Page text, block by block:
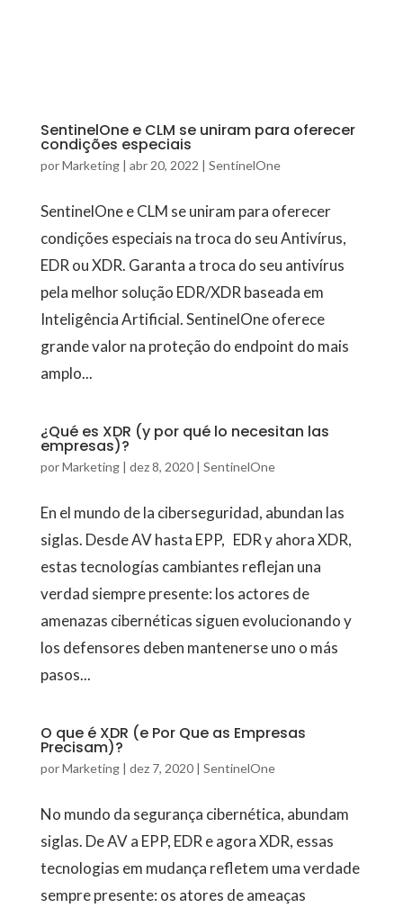
SentinelOne e CLM se uniram para oferecer
condições especiais
porMarketing| abr 20, 2022 | SentinelOne
SentinelOne e CLM se uniram para oferecer
condições especiais na troca do seu Antivírus,
EDR ou XDR. Garanta a troca do seu antivírus
pela melhor solução EDR/XDR baseada em
Inteligência Artificial. SentinelOne oferece
grande valor na proteção do endpoint do mais
amplo...
¿Qué es XDR (y por qué lo necesitan las
empresas)?
porMarketing| dez 8, 2020| SentinelOne
En el mundo de la ciberseguridad, abundan las
siglas. Desde AV hasta EPP, EDR y ahora XDR,
estas tecnologías cambiantes reflejan una
verdad siempre presente: los actores de
amenazas cibernéticas siguen evolucionando y
los defensores deben mantenerse uno o más
pasos...
O que é XDR (e Por Que as Empresas
Precisam)?
porMarketing| dez 7, 2020| SentinelOne
No mundo da segurança cibernética, abundam
siglas. De AV a EPP, EDR e agora XDR, essas
tecnologias em mudança refletem uma verdade
sempre presente: os atores de ameaças